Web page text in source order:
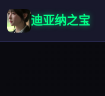
迪亚纳之宝